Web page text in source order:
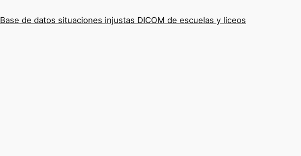
Base de datos situaciones injustas DICOM de escuelas y liceos